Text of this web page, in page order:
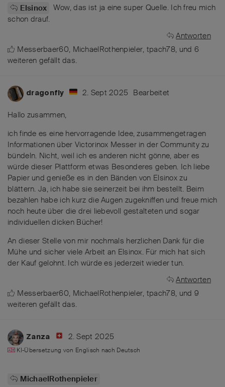
Elsinox
Wow, das ist ja eine super Quelle. Ich freu mich
schon drauf.
Antworten
Messerbaer60, MichaelRothenpieler, tpach78, und 6
weiteren gefällt das.
dragonfly 2. Sept 2025 Bearbeitet
Hallo zusammen,
ich finde es eine hervorragende Idee, zusammengetragen
Informationen über Victorinox Messer in der Community zu
bündeln. Nicht, weil ich es anderen nicht gönne, aber es
würde dieser Plattform etwas Besonderes geben. Ich liebe
Papier und genieße es in den Bänden von Elsinox zu
blättern. Ja, ich habe sie seinerzeit bei ihm bestellt. Beim
bezahlen habe ich kurz die Augen zugekniffen und freue mich
noch heute über die drei liebevoll gestalteten und sogar
individuellen dicken Bücher!
An dieser Stelle von mir nochmals herzlichen Dank für die
Mühe und sicher viele Arbeit an Elsinox. Für mich hat sich
der Kauf gelohnt. Ich würde es jederzeit wieder tun.
Antworten
Messerbaer60, MichaelRothenpieler, tpach78, und 9
weiteren gefällt das.
Zanza 2. Sept 2025
KI-Übersetzung von Englisch nach Deutsch
MichaelRothenpieler